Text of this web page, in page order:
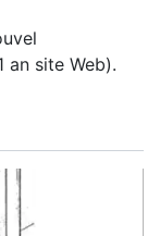
an site Web).